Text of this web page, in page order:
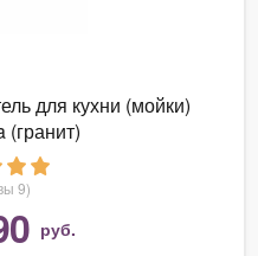
для кухни (мойки)
(гранит)
9)
руб.